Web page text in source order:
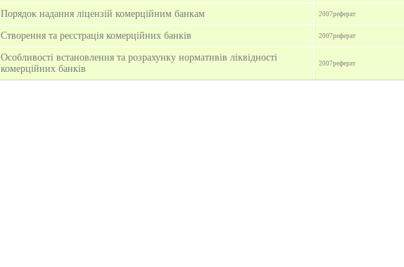
Порядок надання ліцензій комерційним банкам 2007реферат
Створення та реєстрація комерційних банків 2007реферат
Особливості встановлення та розрахунку нормативів ліквідності
комерційних банків
2007реферат